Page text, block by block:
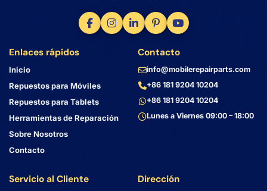
Enlaces rápidos
Inicio
Repuestos para Móviles
Repuestos para Tablets
Herramientas de Reparación
Sobre Nosotros
Contacto
Servicio al Cliente
Contacto
info@mobilerepairparts.com
+86 181 9204 10204
+86 181 9204 10204
Lunes a Viernes 09:00 – 18:00
Dirección